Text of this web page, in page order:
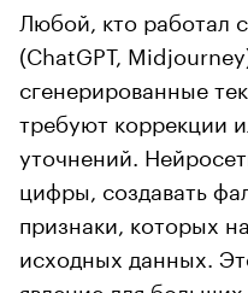
Любой, кто работал
(ChatGPT,
сгенерированные
требуют коррекции
уточнений.
цифры, создавать
признаки, которых
исходных данных.